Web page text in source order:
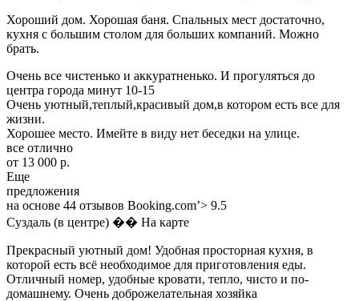
Хороший дом. Хорошая баня. Спальных мест достаточно,
кухня с большим столом для больших компаний. Можно
брать.
Очень все чистенько и аккуратненько. И прогуляться до
центра города минут 10-15
Очень уютный,теплый,красивый дом,в котором есть все для
жизни.
Хорошее место. Имейте в виду нет беседки на улице.
все отлично
от 13 000 р.
Еще
предложения
на основе 44 отзывов Booking.com’> 9.5
Суздаль (в центре) �� На карте
Прекрасный уютный дом! Удобная просторная кухня, в
которой есть всё необходимое для приготовления еды.
Отличный номер, удобные кровати, тепло, чисто и по-
домашнему. Очень доброжелательная хозяйка